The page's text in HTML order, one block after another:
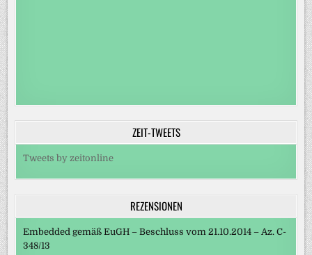
ZEIT-TWEETS
Tweets by zeitonline
REZENSIONEN
Embedded gemäß EuGH – Beschluss vom 21.10.2014 – Az. C-
348/13